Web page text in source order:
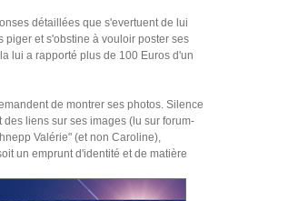
détaillées que s'evertuent de lui
piger et s'obstine à vouloir poster ses
lui a rapporté plus de 100 Euros d'un
de montrer ses photos. Silence
liens sur ses images (lu sur forum-
Valérie" (et non Caroline),
un emprunt d'identité et de matière